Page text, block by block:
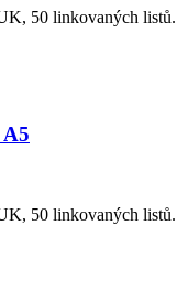
50 linkovaných listů.
50 linkovaných listů.